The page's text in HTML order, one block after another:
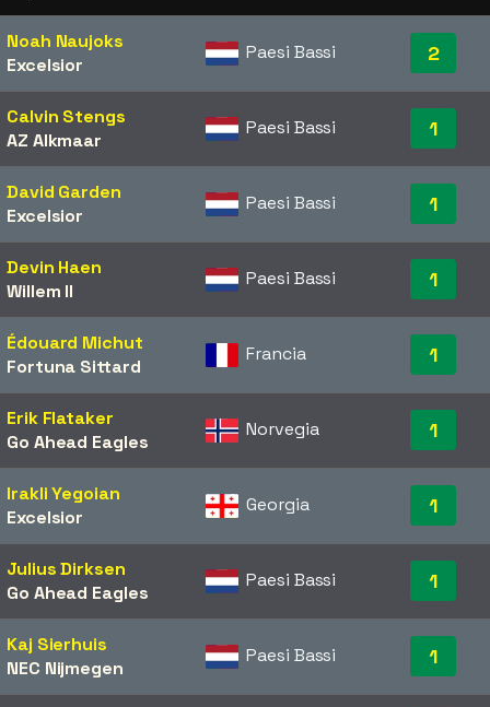
Noah Naujoks
Excelsior
Paesi Bassi 2
Calvin Stengs
AZ Alkmaar
Paesi Bassi 1
David Garden
Excelsior
Paesi Bassi 1
Devin Haen
Willem II
Paesi Bassi 1
Édouard Michut
Fortuna Sittard
Francia 1
Erik Flataker
Go Ahead Eagles
Norvegia 1
Irakli Yegoian
Excelsior
Georgia 1
Julius Dirksen
Go Ahead Eagles
Paesi Bassi 1
Kaj Sierhuis
NEC Nijmegen
Paesi Bassi 1